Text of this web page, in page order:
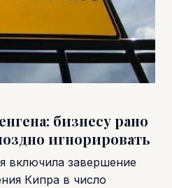
бизнесу рано
игнорировать
включила завершение
Кипра в число